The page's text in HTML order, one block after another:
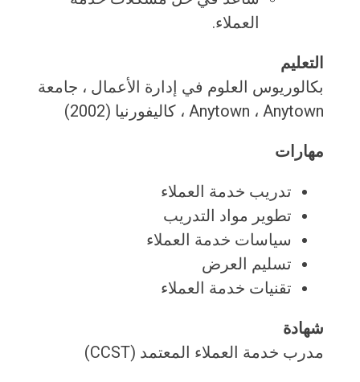
العملاء.
التعليم
بكالوريوس العلوم في إدارة الأعمال ، جامعة
Anytown ، Anytown ، كاليفورنيا (2002)
مهارات
تدريب خدمة العملاء
تطوير مواد التدريب
سياسات خدمة العملاء
تسليم العرض
تقنيات خدمة العملاء
شهادة
مدرب خدمة العملاء المعتمد (CCST)